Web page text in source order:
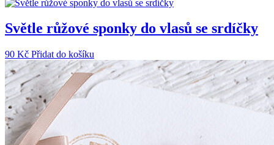
Světle růžové sponky do vlasů se srdíčky
90 Kč Přidat do košíku